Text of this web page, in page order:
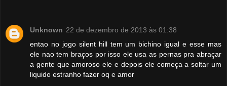
Unknown 22 de dezembro de 2013 às 01:38
entao no jogo silent hill tem um bichino igual e esse mas
ele nao tem braços por isso ele usa as pernas pra abraçar
a gente que amoroso ele e depois ele começa a soltar um
liquido estranho fazer oq e amor